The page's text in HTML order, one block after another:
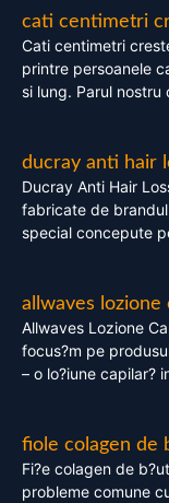
cati centimetri
Cati centimetri
printre persoanele
si lung. Parul nostru
ducray anti hair
Ducray Anti Hair
fabricate de
special concepute
allwaves
Allwaves Lozione
focus?m pe
– o lo?iune capilar?
fiole colagen de
Fi?e colagen de
probleme comune